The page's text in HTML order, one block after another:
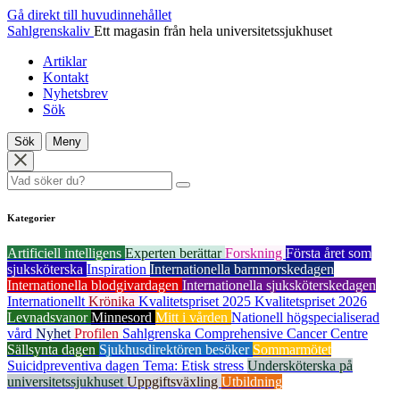
Gå direkt till huvudinnehållet
Sahlgrenskaliv Ett magasin från hela universitetssjukhuset
Artiklar
Kontakt
Nyhetsbrev
Sök
Sök Meny
Kategorier
Artificiell intelligens Experten berättarForskning Första året som
sjuksköterska Inspiration Internationella barnmorskedagen
Internationella blodgivardagen Internationella sjuksköterskedagen
Internationellt Krönika Kvalitetspriset 2025 Kvalitetspriset 2026
LevnadsvanorMinnesord Mitt i vården Nationell högspecialiserad
vård Nyhet Profilen Sahlgrenska Comprehensive Cancer Centre
Sällsynta dagen Sjukhusdirektören besöker Sommarmötet
Suicidpreventiva dagen Tema: Etisk stress Undersköterska på
universitetssjukhuset Uppgiftsväxling Utbildning